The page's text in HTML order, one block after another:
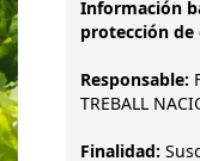
Información
protección de
Responsable:
TREBALL
Finalidad: